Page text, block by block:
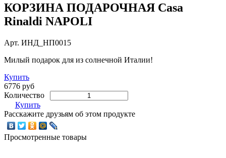
КОРЗИНА ПОДАРОЧНАЯ Casa
Rinaldi NAPOLI
Арт. ИНД_НП0015
Милый подарок для из солнечной Италии!
Купить
6776 руб
Количество
Купить
Расскажите друзьям об этом продукте
Просмотренные товары